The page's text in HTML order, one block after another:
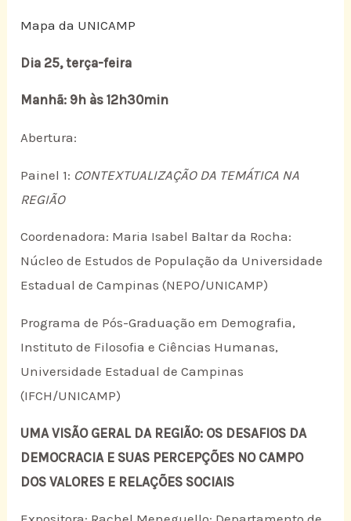
Mapa da UNICAMP
Dia 25, terça-feira
Manhã: 9h às 12h30min
Abertura:
Painel 1: CONTEXTUALIZAÇÃO DA TEMÁTICA NA
REGIÃO
Coordenadora: Maria Isabel Baltar da Rocha:
Núcleo de Estudos de População da Universidade
Estadual de Campinas (NEPO/UNICAMP)
Programa de Pós-Graduação em Demografia,
Instituto de Filosofia e Ciências Humanas,
Universidade Estadual de Campinas
(IFCH/UNICAMP)
UMA VISÃO GERAL DA REGIÃO: OS DESAFIOS DA
DEMOCRACIA E SUAS PERCEPÇÕES NO CAMPO
DOS VALORES E RELAÇÕES SOCIAIS